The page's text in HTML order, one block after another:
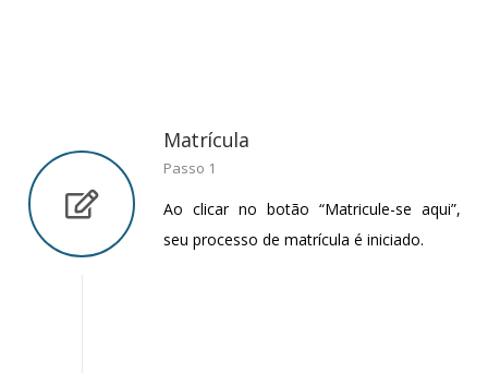
Matrícula
Passo 1
Ao clicar no botão “Matricule-se aqui”,
seu processo de matrícula é iniciado.